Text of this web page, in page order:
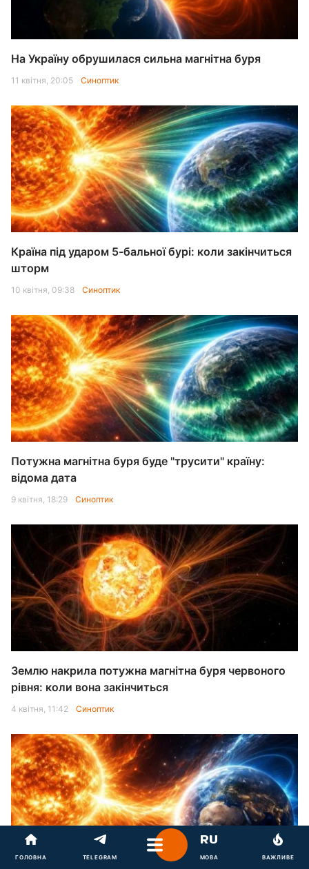
На Україну обрушилася сильна магнітна буря
11 квітня, 20:05 Синоптик
Країна під ударом 5-бальної бурі: коли закінчиться
шторм
10 квітня, 09:38 Синоптик
Потужна магнітна буря буде "трусити" країну:
відома дата
9 квітня, 18:29 Синоптик
Землю накрила потужна магнітна буря червоного
рівня: коли вона закінчиться
4 квітня, 11:42 Синоптик
ГОЛОВНА TELEGRAM МОВА ВАЖЛИВЕ